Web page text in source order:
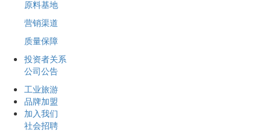
原料基地
营销渠道
质量保障
投资者关系
公司公告
工业旅游
品牌加盟
加入我们
社会招聘